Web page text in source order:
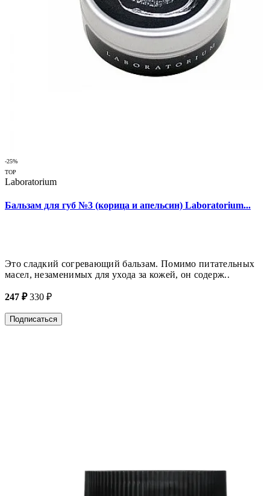
-25%
TOP
Laboratorium
Бальзам для губ №3 (корица и апельсин) Laboratorium...
Это сладкий согревающий бальзам. Помимо питательных
масел, незаменимых для ухода за кожей, он содерж..
247 ₽ 330 ₽
Подписаться